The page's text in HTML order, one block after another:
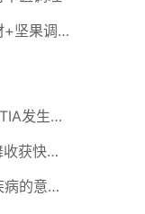
职场人失眠脱发？黑色食材+坚果调理3个月见效！
Takayasu动脉炎患者中风/TIA发生率近十分之一
别再愁眉苦脸啦！快来跳舞收获快乐与健康！
研究揭示可能识别心血管疾病的意外生物标志物